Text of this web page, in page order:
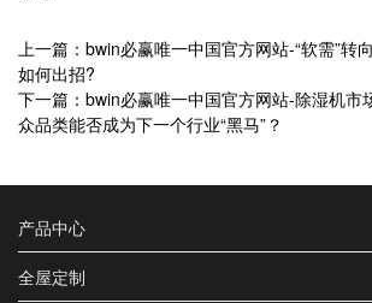
上一篇：bwin必赢唯一中国官方网站-“软需”转
如何出招?
下一篇：bwin必赢唯一中国官方网站-除湿机市
众品类能否成为下一个行业“黑马”？
产品中心
全屋定制